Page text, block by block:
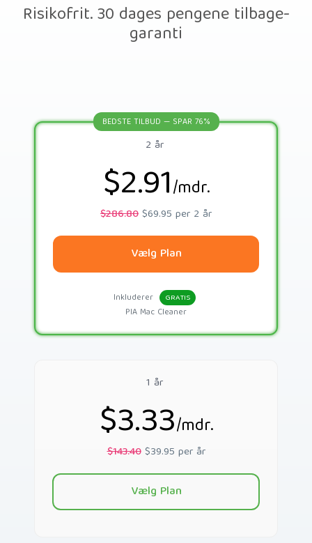
Risikofrit. 30 dages pengene tilbage-
garanti
BEDSTE TILBUD — SPAR 76%
2 år
$2.91/mdr.
$286.80$69.95 per 2 år
Vælg Plan
Inkluderer GRATIS
PIA Mac Cleaner
1 år
$3.33/mdr.
$143.40$39.95 per år
Vælg Plan